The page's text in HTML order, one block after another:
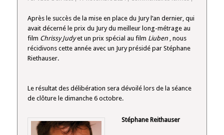
du
2024
Après le succès de la mise en place du Jury l’an dernier, qui
avait décerné le prix du Jury du meilleur long-métrage au
film Chrissy Judyet un prix spécial au film Liuben , nous
récidivons cette année avec un Jury présidé par Stéphane
Riethauser.
Le résultat des délibération sera dévoilé lors de la séance
de clôture le dimanche 6 octobre.
Stéphane Reithauser